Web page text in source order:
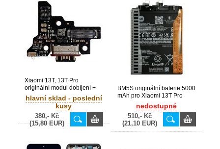
Xiaomi 13T, 13T Pro
originální modul dobíjení +
USB Type-C konektor
(Service Pack) -
5600010M1200
hlavní sklad - poslední
kusy
380,- Kč
(15,80 EUR)
BM5S originální baterie 5000
mAh pro Xiaomi 13T Pro
(Service Pack) -
1330103000035B
nedostupné
510,- Kč
(21,10 EUR)